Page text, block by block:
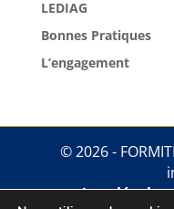
LEDIAG
Bonnes Pratiques
L’engagement
© 2026 -
mentions légales